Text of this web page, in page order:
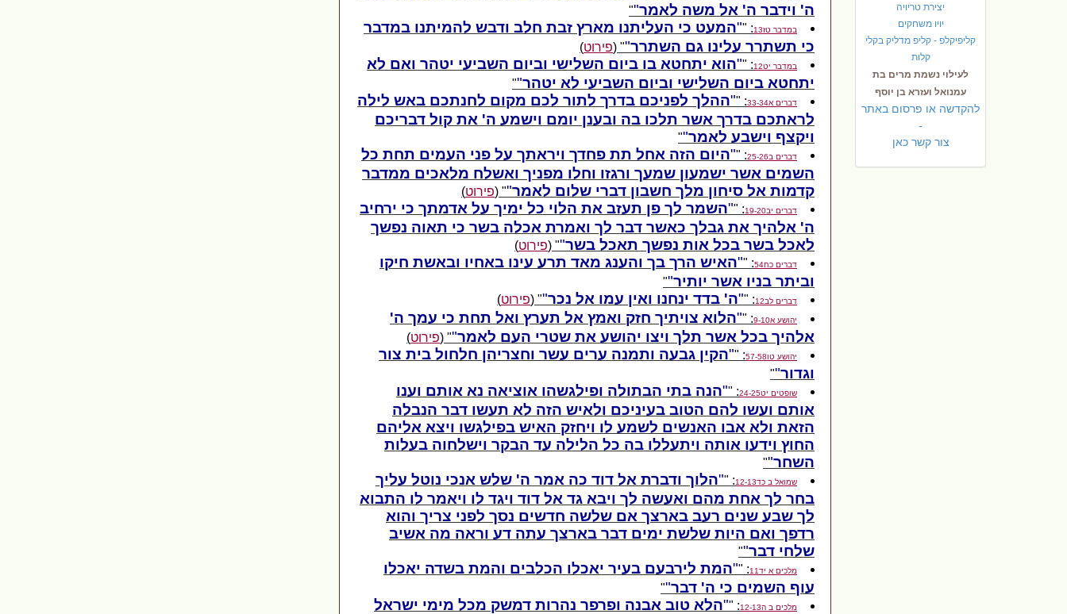
יצירת טריויה
יויו משחקים
קליפיקלפ - קליפ מדליק בקלי
קלות
לעילוי נשמת מרים בת
עמנואל ועזרא בן יוסף
להקדשה או פרסום באתר
-
צור קשר כאן
ה' וידבר ה' אל משה לאמר "
במדבר טז13 : " המעט כי העליתנו מארץ זבת חלב ודבש להמיתנו במדבר
כי תשתרר עלינו גם השתרר " (פירוט)
במדבר יט12 : " הוא יתחטא בו ביום השלישי וביום השביעי יטהר ואם לא
יתחטא ביום השלישי וביום השביעי לא יטהר "
דברים א33-34 : " ההלך לפניכם בדרך לתור לכם מקום לחנתכם באש לילה
לראתכם בדרך אשר תלכו בה ובענן יומם וישמע ה' את קול דבריכם
ויקצף וישבע לאמר "
דברים ב25-26 : " היום הזה אחל תת פחדך ויראתך על פני העמים תחת כל
השמים אשר ישמעון שמעך ורגזו וחלו מפניך ואשלח מלאכים ממדבר
קדמות אל סיחון מלך חשבון דברי שלום לאמר " (פירוט)
דברים יב19-20 : " השמר לך פן תעזב את הלוי כל ימיך על אדמתך כי ירחיב
ה' אלהיך את גבלך כאשר דבר לך ואמרת אכלה בשר כי תאוה נפשך
לאכל בשר בכל אות נפשך תאכל בשר " (פירוט)
דברים כח54 : " האיש הרך בך והענג מאד תרע עינו באחיו ובאשת חיקו
וביתר בניו אשר יותיר "
דברים לב12 : " ה' בדד ינחנו ואין עמו אל נכר " (פירוט)
יהושע א9-10 : " הלוא צויתיך חזק ואמץ אל תערץ ואל תחת כי עמך ה'
אלהיך בכל אשר תלך ויצו יהושע את שטרי העם לאמר " (פירוט)
יהושע טו57-58 : " הקין גבעה ותמנה ערים עשר וחצריהן חלחול בית צור
וגדור "
שופטים יט24-25 : " הנה בתי הבתולה ופילגשהו אוציאה נא אותם וענו
אותם ועשו להם הטוב בעיניכם ולאיש הזה לא תעשו דבר הנבלה
הזאת ולא אבו האנשים לשמע לו ויחזק האיש בפילגשו ויצא אליהם
החוץ וידעו אותה ויתעללו בה כל הלילה עד הבקר וישלחוה בעלות
השחר "
שמואל ב כד12-13 : " הלוך ודברת אל דוד כה אמר ה' שלש אנכי נוטל עליך
בחר לך אחת מהם ואעשה לך ויבא גד אל דוד ויגד לו ויאמר לו התבוא
לך שבע שנים רעב בארצך אם שלשה חדשים נסך לפני צריך והוא
רדפך ואם היות שלשת ימים דבר בארצך עתה דע וראה מה אשיב
שלחי דבר "
מלכים א יד11 : " המת לירבעם בעיר יאכלו הכלבים והמת בשדה יאכלו
עוף השמים כי ה' דבר "
מלכים ב ה12-13 : " הלא טוב אבנה ופרפר נהרות דמשק מכל מימי ישראל